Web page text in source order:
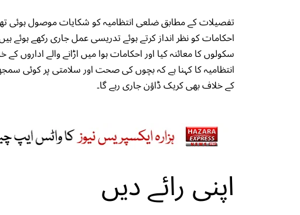
تفصیلات کے مطابق ضلعی انتظامیہ کو شکایات موصول
احکامات کو نظر انداز کرتے ہوئے تدریسی عمل جاری رکھے
سکولوں کا معائنہ کیا اور احکامات ہوا میں اڑانے والے
انتظامیہ کا کہنا ہے کہ بچوں کی صحت اور سلامتی پر کوئی
کے خلاف بھی کریک ڈاؤن جاری رہے گا۔
اپنی رائے دیں